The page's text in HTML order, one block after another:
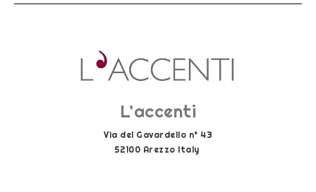
L’accenti
Via del Gavardello n° 43
52100 Arezzo Italy